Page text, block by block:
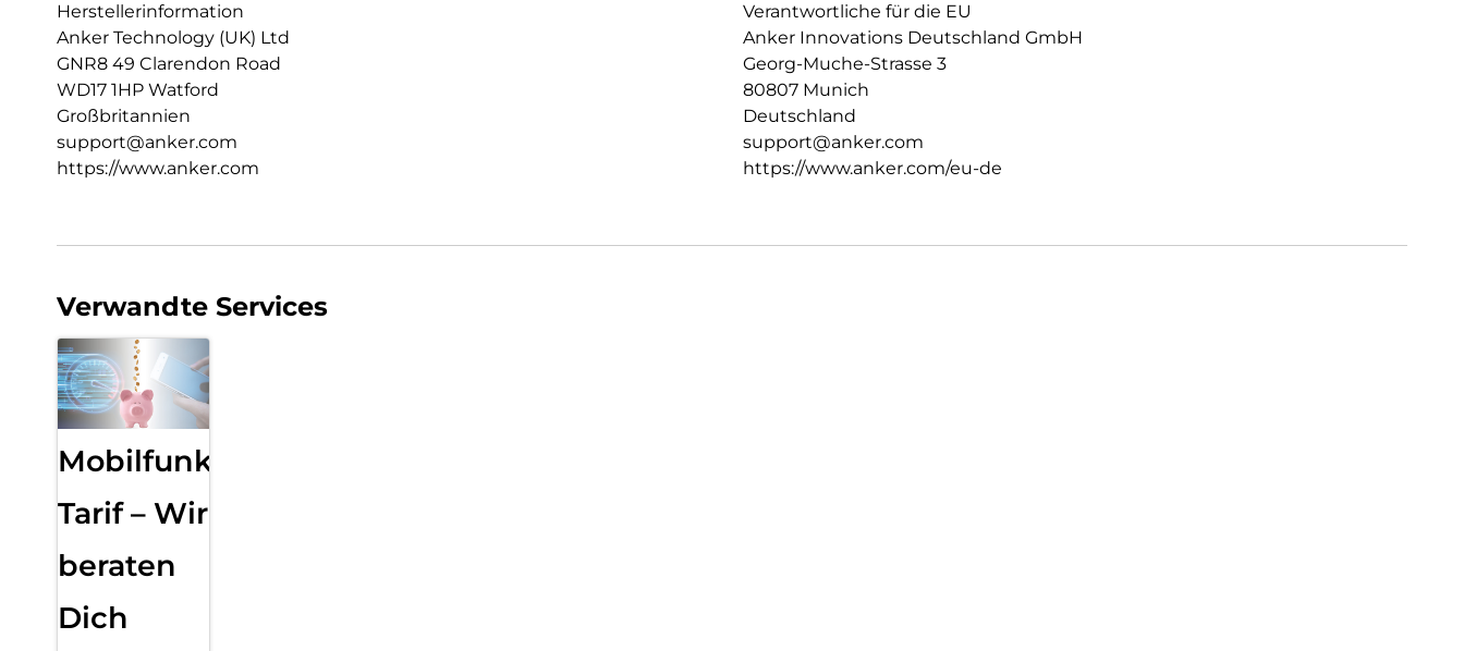
Herstellerinformation
Anker Technology (UK) Ltd
GNR8 49 Clarendon Road
WD17 1HP Watford
Großbritannien
support@anker.com
https://www.anker.com
Verantwortliche für die EU
Anker Innovations Deutschland GmbH
Georg-Muche-Strasse 3
80807 Munich
Deutschland
support@anker.com
https://www.anker.com/eu-de
Verwandte Services
Mobilfunk
Tarif – Wir
beraten
Dich